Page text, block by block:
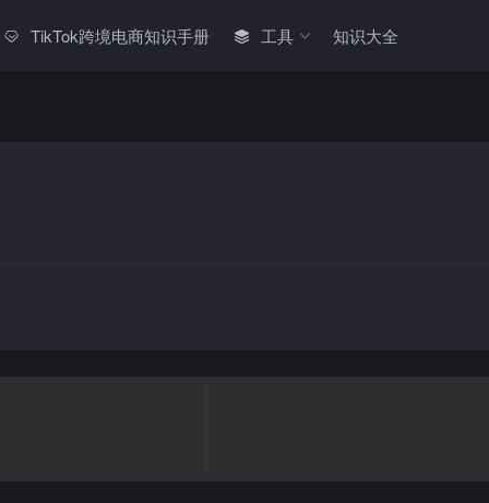
TikTok跨境电商知识手册 工具 知识大全